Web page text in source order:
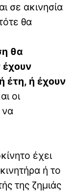
σε ακινησία
θα
θα
έχουν
έτη, ή έχουν
οι
να
έχει
ή το
της ζημιάς